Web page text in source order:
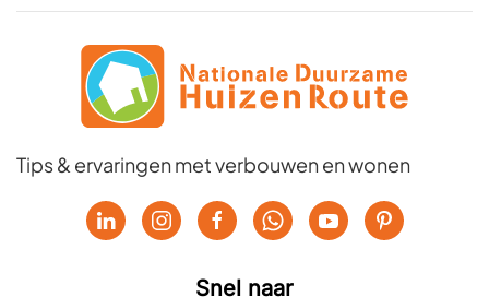
Tips & ervaringen met verbouwen en wonen
Snel naar